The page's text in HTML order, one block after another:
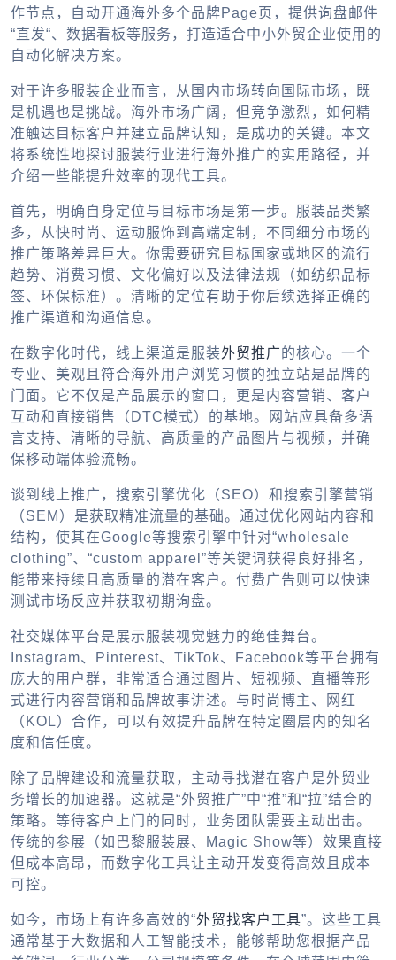
作节点，自动开通海外多个品牌Page页，提供询盘邮件
“直发“、数据看板等服务，打造适合中小外贸企业使用的
自动化解决方案。
对于许多服装企业而言，从国内市场转向国际市场，既
是机遇也是挑战。海外市场广阔，但竞争激烈，如何精
准触达目标客户并建立品牌认知，是成功的关键。本文
将系统性地探讨服装行业进行海外推广的实用路径，并
介绍一些能提升效率的现代工具。
首先，明确自身定位与目标市场是第一步。服装品类繁
多，从快时尚、运动服饰到高端定制，不同细分市场的
推广策略差异巨大。你需要研究目标国家或地区的流行
趋势、消费习惯、文化偏好以及法律法规（如纺织品标
签、环保标准）。清晰的定位有助于你后续选择正确的
推广渠道和沟通信息。
在数字化时代，线上渠道是服装外贸推广的核心。一个
专业、美观且符合海外用户浏览习惯的独立站是品牌的
门面。它不仅是产品展示的窗口，更是内容营销、客户
互动和直接销售（DTC模式）的基地。网站应具备多语
言支持、清晰的导航、高质量的产品图片与视频，并确
保移动端体验流畅。
谈到线上推广，搜索引擎优化（SEO）和搜索引擎营销
（SEM）是获取精准流量的基础。通过优化网站内容和
结构，使其在Google等搜索引擎中针对“wholesale
clothing”、“custom apparel”等关键词获得良好排名，
能带来持续且高质量的潜在客户。付费广告则可以快速
测试市场反应并获取初期询盘。
社交媒体平台是展示服装视觉魅力的绝佳舞台。
Instagram、Pinterest、TikTok、Facebook等平台拥有
庞大的用户群，非常适合通过图片、短视频、直播等形
式进行内容营销和品牌故事讲述。与时尚博主、网红
（KOL）合作，可以有效提升品牌在特定圈层内的知名
度和信任度。
除了品牌建设和流量获取，主动寻找潜在客户是外贸业
务增长的加速器。这就是“外贸推广”中“推”和“拉”结合的
策略。等待客户上门的同时，业务团队需要主动出击。
传统的参展（如巴黎服装展、Magic Show等）效果直接
但成本高昂，而数字化工具让主动开发变得高效且成本
可控。
如今，市场上有许多高效的“外贸找客户工具”。这些工具
通常基于大数据和人工智能技术，能够帮助您根据产品